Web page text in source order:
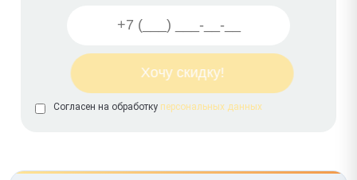
Согласен на обработку персональных данных